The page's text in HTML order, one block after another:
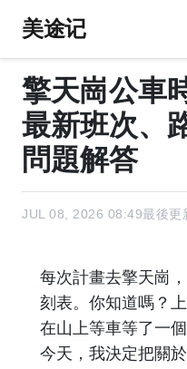
美途记
擎天崗公車
最新班次、
問題解答
JUL 08, 2026 08:49最後更
每次計畫去擎天崗
刻表。你知道嗎？
在山上等車等了一
今天，我決定把關